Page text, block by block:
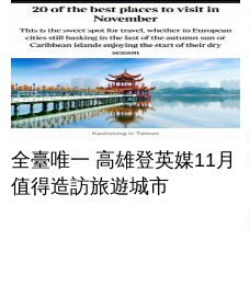
全臺唯一 高雄登英媒11月
值得造訪旅遊城市